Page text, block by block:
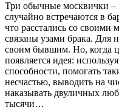
Три обычные москвички –
случайно встречаются в
что расстались со своими
связаны узами брака. Для
своим бывшим. Но, когда
появляется идея:
способности, помогать
несчастью, выводить на
наказывать двуличных
тысячи…